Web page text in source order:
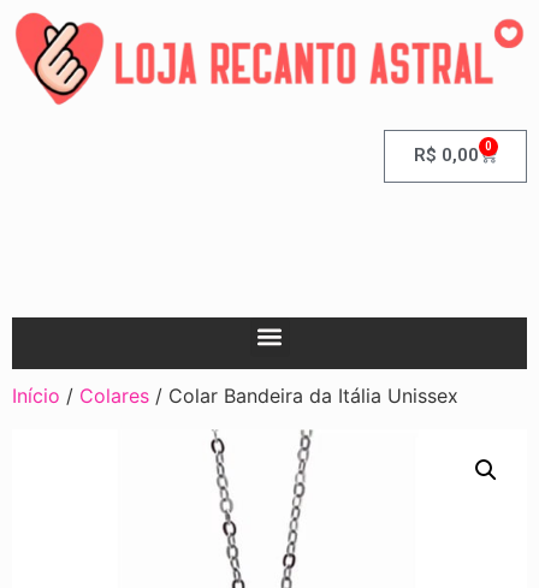
R$ 0,00 0
Início / Colares / Colar Bandeira da Itália Unissex